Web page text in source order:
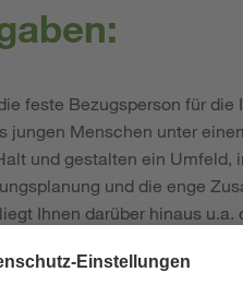
feste Bezugsperson für
jungen Menschen unter
und gestalten ein Umfeld,
und die enge
Ihnen darüber hinaus
auch die Verwaltung des